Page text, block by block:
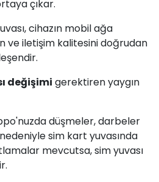
çıkar.
cihazın mobil ağa
ve iletişim kalitesini doğrudan
değişimi gerektiren yaygın
düşmeler, darbeler
sim kart yuvasında
mevcutsa, sim yuvası